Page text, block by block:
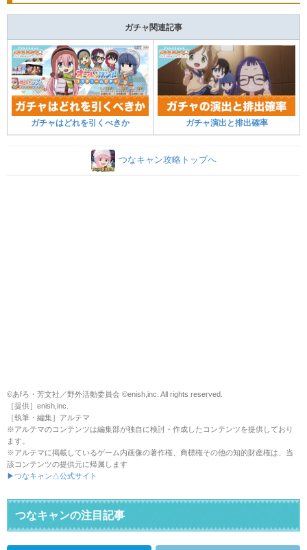
ガチャ関連記事
ガチャはどれを引くべきか ガチャ演出と排出確率
つなキャン攻略トップへ
©あfろ・芳文社／野外活動委員会 ©enish,inc. All rights reserved.
［提供］enish,inc.
［執筆・編集］アルテマ
※アルテマのコンテンツは編集部が独自に検討・作成したコンテンツを提供しており
ます。
※アルテマに掲載しているゲーム内画像の著作権、商標権その他の知的財産権は、当
該コンテンツの提供元に帰属します
▶つなキャン△公式サイト
つなキャンの注目記事